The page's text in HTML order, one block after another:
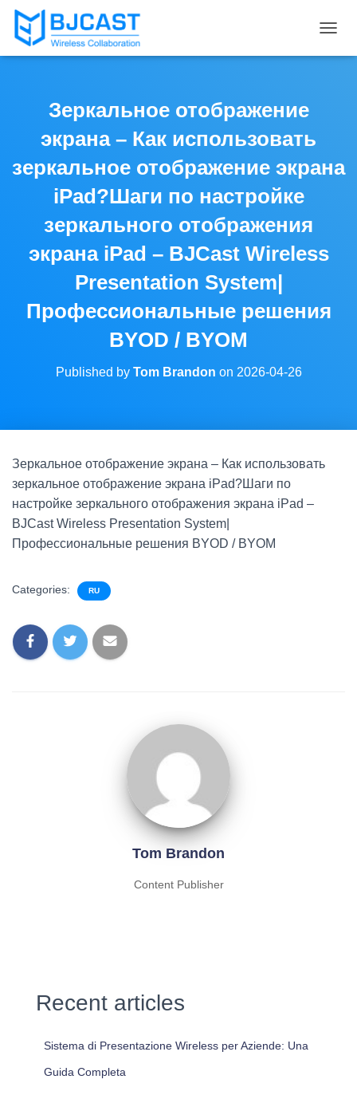
O
V
I
O
Зеркальное отображение
экрана – Как использовать
зеркальное отображение экрана
iPad?Шаги по настройке
зеркального отображения
экрана iPad – BJCast Wireless
Presentation System|
Профессиональные решения
BYOD / BYOM
Published by Tom Brandon on 2026-04-26
Зеркальное отображение экрана – Как использовать
зеркальное отображение экрана iPad?Шаги по
настройке зеркального отображения экрана iPad –
BJCast Wireless Presentation System|
Профессиональные решения BYOD / BYOM
Categories: RU
Tom Brandon
Content Publisher
Recent articles
Sistema di Presentazione Wireless per Aziende: Una
Guida Completa